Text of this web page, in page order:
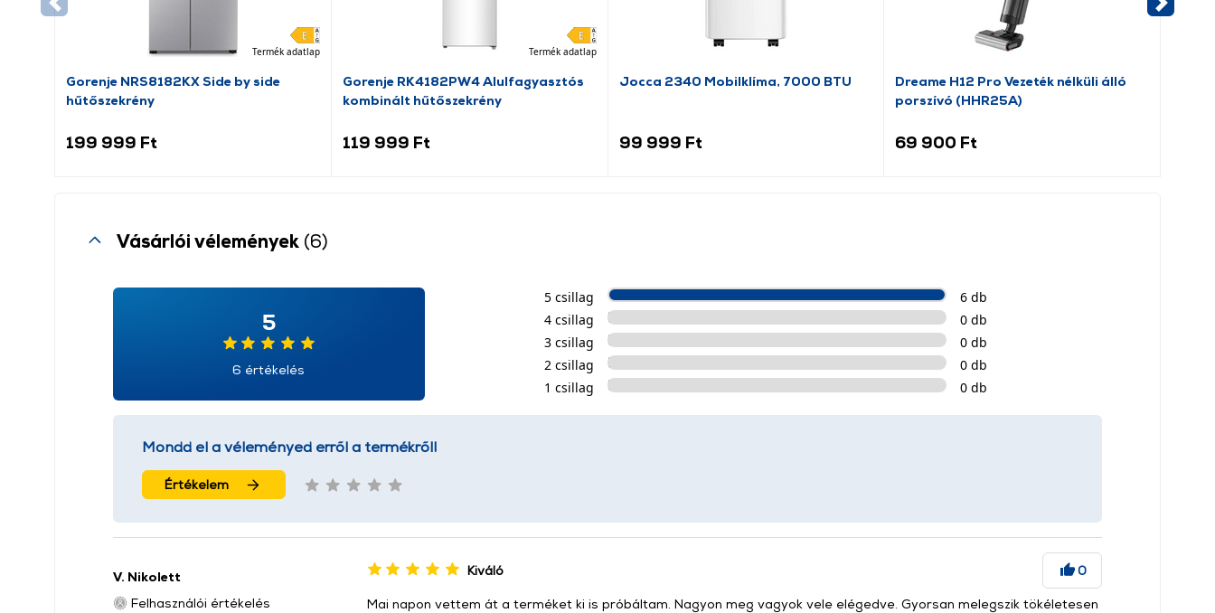
Termék adatlap
Gorenje NRS8182KX Side by side
hűtőszekrény
199 999 Ft
Termék adatlap
Gorenje RK4182PW4 Alulfagyasztós
kombinált hűtőszekrény
119 999 Ft
Jocca 2340 Mobilklíma, 7000 BTU
99 999 Ft
Dreame H12 Pro Vezeték nélküli álló
porszívó (HHR25A)
69 900 Ft
Vásárlói vélemények (6)
5
6 értékelés
5 csillag
6 db
4 csillag
0 db
3 csillag
0 db
2 csillag
0 db
1 csillag
0 db
Mondd el a véleményed erről a termékről!
Értékelem
V. Nikolett
Felhasználói értékelés
Kiváló 0
Mai napon vettem át a terméket ki is próbáltam. Nagyon meg vagyok vele elégedve. Gyorsan melegszik tökéletesen